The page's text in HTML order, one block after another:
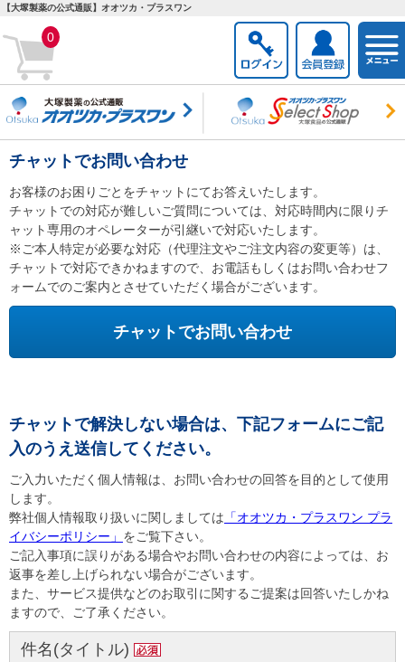
【大塚製薬の公式通販】オオツカ・プラスワン
0
チャットでお問い合わせ
お客様のお困りごとをチャットにてお答えいたします。
チャットでの対応が難しいご質問については、対応時間内に限りチ
ャット専用のオペレーターが引継いで対応いたします。
※ご本人特定が必要な対応（代理注文やご注文内容の変更等）は、
チャットで対応できかねますので、お電話もしくはお問い合わせフ
ォームでのご案内とさせていただく場合がございます。
チャットでお問い合わせ
チャットで解決しない場合は、下記フォームにご記
入のうえ送信してください。
ご入力いただく個人情報は、お問い合わせの回答を目的として使用
します。
弊社個人情報取り扱いに関しましては 「オオツカ・プラスワン プラ
イバシーポリシー」 をご覧下さい。
ご記入事項に誤りがある場合やお問い合わせの内容によっては、お
返事を差し上げられない場合がございます。
また、サービス提供などのお取引に関するご提案は回答いたしかね
ますので、ご了承ください。
件名(タイトル)